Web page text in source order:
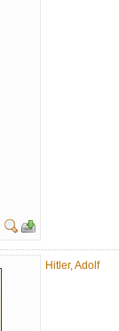
Hitler, Adolf